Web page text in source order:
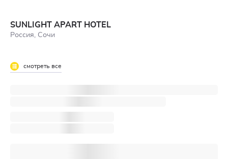
SUNLIGHT APART HOTEL
Россия, Сочи
смотреть все